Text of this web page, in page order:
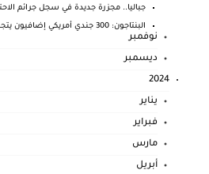
جباليا.. مجزرة جديدة في سجل جرائم
البنتاجون: 300 جندي أمريكي إضافيون يتجهون إلى الشر...
نوفمبر
ديسمبر
2024
يناير
فبراير
مارس
أبريل